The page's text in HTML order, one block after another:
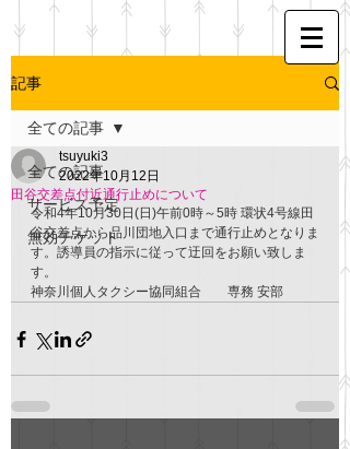
記事
全ての記事
サービス予定
無効チケット
全ての記事
田谷交差点付近通行止めについて
tsuyuki3
2022年10月12日
令和4年10月30日(日)午前0時～5時 環状4号線田
谷交差点から品川団地入口まで通行止めとなりま
す。誘導員の指示に従って迂回をお願い致しま
す。
神奈川個人タクシー協同組合　　専務 安部